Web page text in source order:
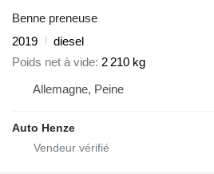
Benne preneuse
2019
diesel
Poids net à vide 2 210 kg
Allemagne, Peine
Auto Henze